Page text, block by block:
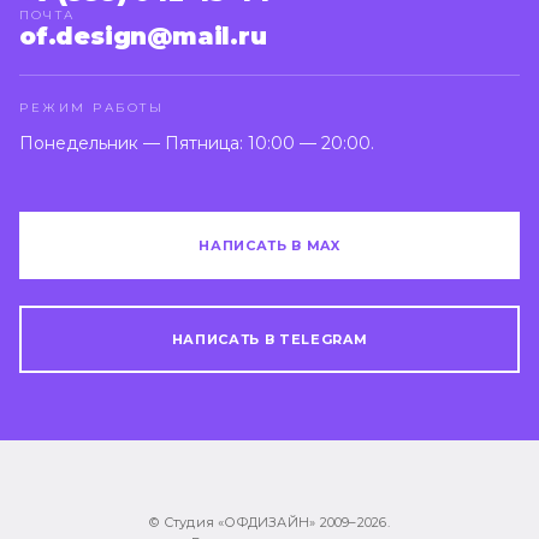
ПОЧТА
of.design@mail.ru
РЕЖИМ РАБОТЫ
Понедельник — Пятница: 10:00 — 20:00.
НАПИСАТЬ В MAX
НАПИСАТЬ В TELEGRAM
© Студия «ОФДИЗАЙН» 2009–2026